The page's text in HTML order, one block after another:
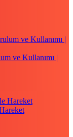
ve Kullanımı |